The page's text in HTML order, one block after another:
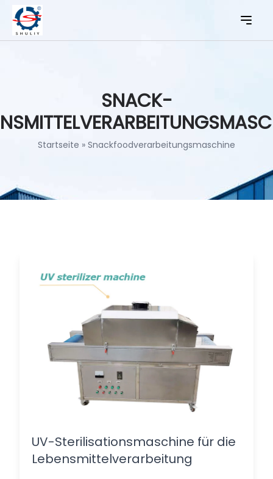
SNACK-
Startseite » Snackfoodverarbeitungsmaschine
UV-Sterilisationsmaschine für die
Lebensmittelverarbeitung